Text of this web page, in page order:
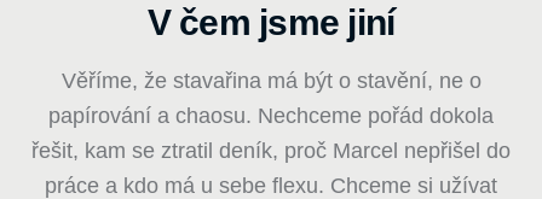
V čem jsme jiní
Věříme, že stavařina má být o stavění, ne o
papírování a chaosu. Nechceme pořád dokola
řešit, kam se ztratil deník, proč Marcel nepřišel do
práce a kdo má u sebe flexu. Chceme si užívat